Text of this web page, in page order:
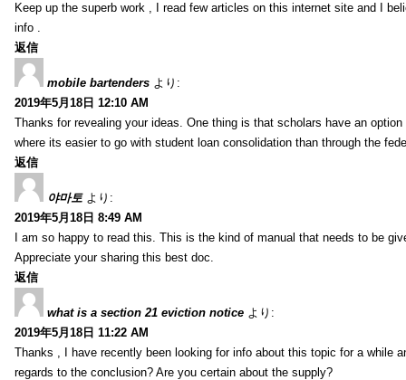
Keep up the superb work , I read few articles on this internet site and I
info .
返信
mobile bartenders より:
2019年5月18日 12:10 AM
Thanks for revealing your ideas. One thing is that scholars have an
where its easier to go with student loan consolidation than through the
返信
야마토 より:
2019年5月18日 8:49 AM
I am so happy to read this. This is the kind of manual that needs to be
Appreciate your sharing this best doc.
返信
what is a section 21 eviction notice より:
2019年5月18日 11:22 AM
Thanks , I have recently been looking for info about this topic for a while
regards to the conclusion? Are you certain about the supply?